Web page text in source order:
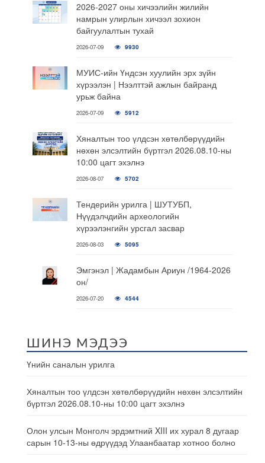
2026-2027 оны хичээлийн жилийн
намрын улирлын хичээл зохион
байгуулалтын тухай
2026-07-09 9930
МУИС-ийн Үндсэн хуулийн эрх зүйн
хүрээлэн | Нээлттэй ажлын байранд
урьж байна
2026-07-09 5912
Хяналтын тоо үлдсэн хөтөлбөрүүдийн
нөхөн элсэлтийн бүртгэл 2026.08.10-ны
10:00 цагт эхэлнэ
2026-08-07 5702
Тендерийн урилга | ШУТУБП,
Нүүдэлчдийн археологийн
хүрээлэнгийн урсгал засвар
2026-08-03 5095
Эмгэнэл | Жадамбын Ариун /1964-2026
он/
2026-07-20 4544
ШИНЭ МЭДЭЭ
Үнийн саналын урилга
Хяналтын тоо үлдсэн хөтөлбөрүүдийн нөхөн элсэлтийн
бүртгэл 2026.08.10-ны 10:00 цагт эхэлнэ
Олон улсын Монголч эрдэмтний XIII их хурал 8 дугаар
сарын 10-13-ны өдрүүдэд Улаанбаатар хотноо болно